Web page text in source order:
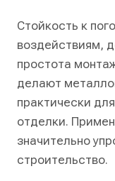
Стойкость к
воздействиям,
простота
делают
практически
отделки.
значительно
строительство.